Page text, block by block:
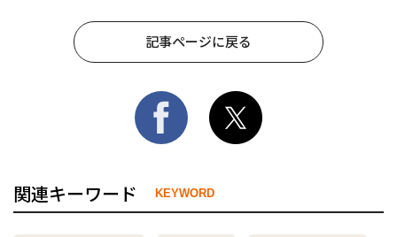
記事ページに戻る
関連キーワード KEYWORD